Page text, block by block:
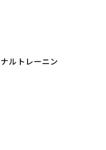
ルトレーニン